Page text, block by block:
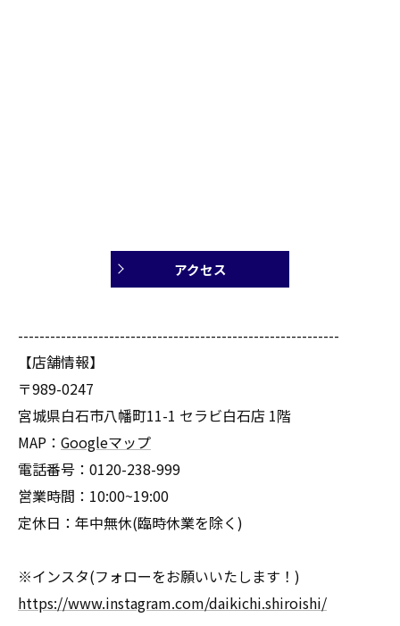
アクセス
------------------------------------------------------------
【店舗情報】
〒989-0247
宮城県白石市八幡町11-1 セラビ白石店 1階
MAP： Googleマップ
電話番号：0120-238-999
営業時間：10:00~19:00
定休日：年中無休(臨時休業を除く)
※インスタ(フォローをお願いいたします！)
https://www.instagram.com/daikichi.shiroishi/